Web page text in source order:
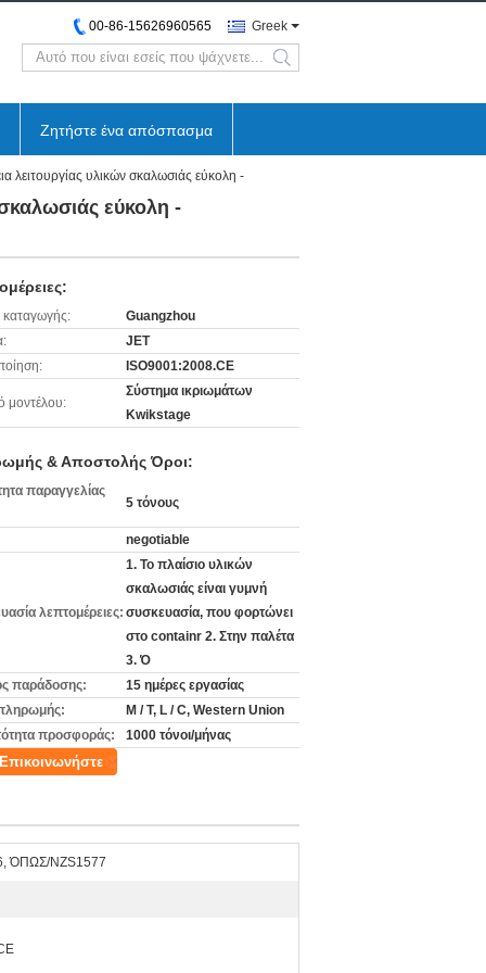
Greek
00-86-15626960565
search
Ζητήστε ένα απόσπασμα
υλικών σκαλωσιάς εύκολη -
εύκολη -
Guangzhou
JET
ISO9001:2008.CE
μοντέλου:
Σύστημα ικριωμάτων
Kwikstage
& Αποστολής Όροι:
παραγγελίας
5 τόνους
negotiable
λεπτομέρειες:
1. Το πλαίσιο υλικών
σκαλωσιάς είναι γυμνή
συσκευασία, που φορτώνει
στο containr 2. Στην παλέτα
3. Ό
παράδοσης:
15 ημέρες εργασίας
Μ / Τ, L / C, Western Union
προσφοράς:
1000 τόνοι/μήνας
Επικοινωνήστε
ΌΠΩΣ/NZS1577